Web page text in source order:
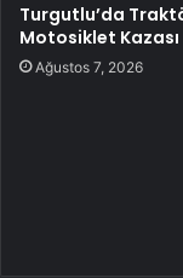
Turgutlu’da
Motosiklet Kazası
Ağustos 7, 2026